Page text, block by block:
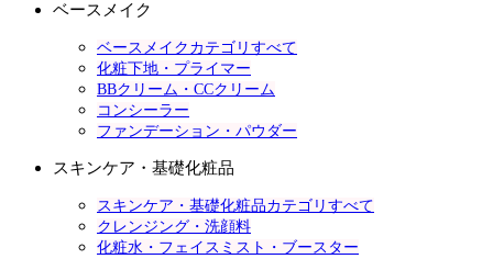
ベースメイク
ベースメイクカテゴリすべて
化粧下地・プライマー
BBクリーム・CCクリーム
コンシーラー
ファンデーション・パウダー
スキンケア・基礎化粧品
スキンケア・基礎化粧品カテゴリすべて
クレンジング・洗顔料
化粧水・フェイスミスト・ブースター